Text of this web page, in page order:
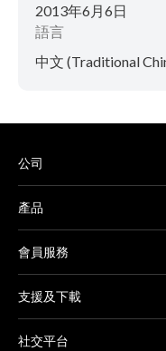
2013年6月6日
語言
中文 (Traditional
公司
產品
會員服務
支援及下載
社交平台